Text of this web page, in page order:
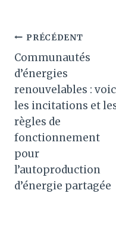
Navigation
de
l’article
PRÉCÉDENT
Communautés
d’énergies
renouvelables :
les incitations et
règles de
fonctionnement
pour
l’autoproduction
d’énergie partagée